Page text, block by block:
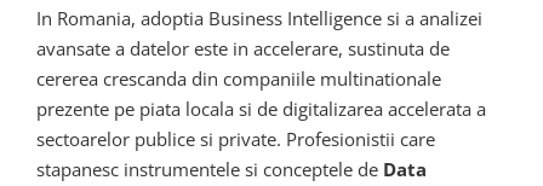
In Romania, adoptia Business Intelligence si a analizei
avansate a datelor este in accelerare, sustinuta de
cererea crescanda din companiile multinationale
prezente pe piata locala si de digitalizarea accelerata a
sectoarelor publice si private. Profesionistii care
stapanesc instrumentele si conceptele de Data